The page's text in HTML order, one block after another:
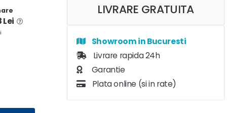
Lei
LIVRARE GRATUITA
Showroom in Bucuresti
Livrare rapida 24h
Garantie
Plata online (si in rate)